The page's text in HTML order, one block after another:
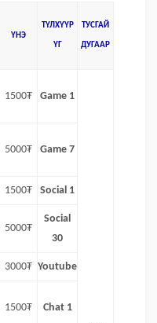
ҮНЭ
ТҮЛХҮҮР
ҮГ
ТУСГАЙ
ДУГААР
1500₮ Game 1
5000₮ Game 7
1500₮ Social 1
5000₮
Social
30
3000₮ Youtube
1500₮ Chat 1